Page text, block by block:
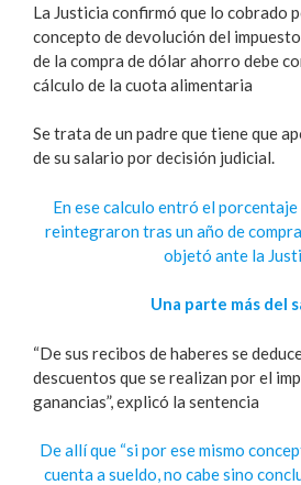
La Justicia confirmó que lo cobrado
concepto de devolución del
de la compra de dólar ahorro debe
cálculo de la cuota alimentaria
Se trata de un padre que tiene que
de su salario por decisión judicial.
En ese calculo entró el porcentaje
reintegraron tras un año de
objetó ante la
Una parte más del
“De sus recibos de haberes se
descuentos que se realizan por el
ganancias”, explicó la sentencia
De allí que “si por ese mismo
cuenta a sueldo, no cabe sino